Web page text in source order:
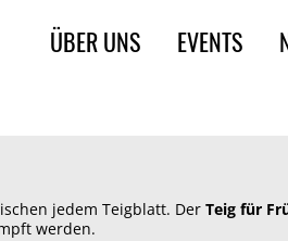
Navigation
überspringen
ÜBER UNS EVENTS
jedem Teigblatt. Der Teig für
werden.